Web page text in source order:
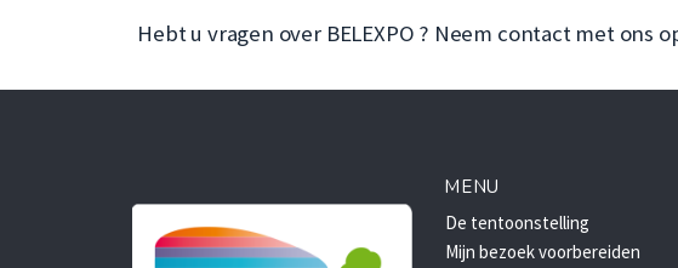
Hebt u vragen over BELEXPO ? Neem contact met ons
MENU
De tentoonstelling
Mijn bezoek voorbereiden